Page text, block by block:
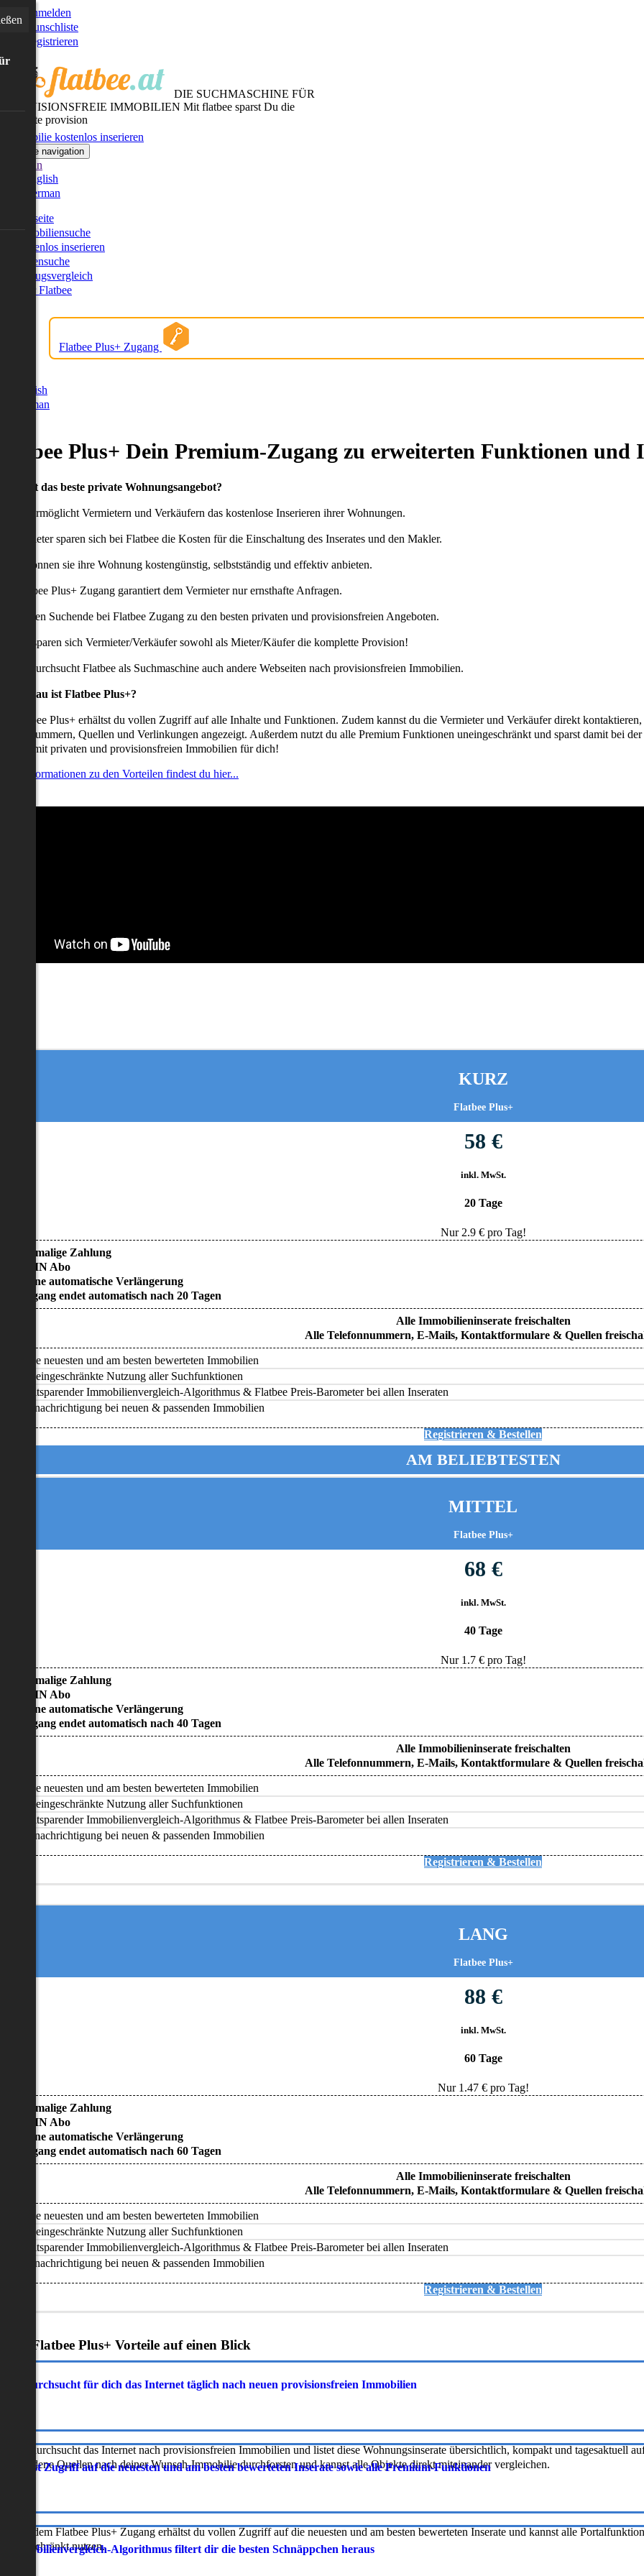
Anmelden
Wunschliste
Registrieren
DIE SUCHMASCHINE FÜR
PROVISIONSFREIE IMMOBILIEN Mit flatbee sparst Du die
gesamte provision
Immobilie kostenlos inserieren
Toggle navigation
German
English
German
Startseite
Immobiliensuche
Kostenlos inserieren
Kartensuche
Umzugsvergleich
Über Flatbee
Flatbee Plus+ Zugang
English
German
Plus+ Dein Premium-Zugang zu erweiterten Funktionen und
willst das beste private Wohnungsangebot?
ermöglicht Vermietern und Verkäufern das kostenlose Inserieren ihrer Wohnungen.
Anbieter sparen sich bei Flatbee die Kosten für die Einschaltung des Inserates und den Makler.
können sie ihre Wohnung kostengünstig, selbstständig und effektiv anbieten.
Flatbee Plus+ Zugang garantiert dem Vermieter nur ernsthafte Anfragen.
erhalten Suchende bei Flatbee Zugang zu den besten privaten und provisionsfreien Angeboten.
uns sparen sich Vermieter/Verkäufer sowohl als Mieter/Käufer die komplette Provision!
durchsucht Flatbee als Suchmaschine auch andere Webseiten nach provisionsfreien Immobilien.
genau ist Flatbee Plus+?
Flatbee Plus+ erhältst du vollen Zugriff auf alle Inhalte und Funktionen. Zudem kannst du die Vermieter und Verkäufer direkt
Quellen und Verlinkungen angezeigt. Außerdem nutzt du alle Premium Funktionen uneingeschränkt und sparst damit bei
mit privaten und provisionsfreien Immobilien für dich!
Informationen zu den Vorteilen findest du hier...
KURZ
Flatbee Plus+
58 €
inkl. MwSt.
20 Tage
Nur 2.9€ pro Tag!
• Einmalige Zahlung
• KEIN Abo
• Keine automatische Verlängerung
• Zugang endet automatisch nach 20 Tagen
Alle Immobilieninserate freischalten
Alle Telefonnummern, E-Mails, Kontaktformulare & Quellen
Alle neuesten und am besten bewerteten Immobilien
Uneingeschränkte Nutzung aller Suchfunktionen
Zeitsparender Immobilienvergleich-Algorithmus & Flatbee Preis-Barometer bei allen Inseraten
Benachrichtigung bei neuen & passenden Immobilien
Registrieren & Bestellen
AM BELIEBTESTEN
MITTEL
Flatbee Plus+
68 €
inkl. MwSt.
40 Tage
Nur 1.7€ pro Tag!
• Einmalige Zahlung
• KEIN Abo
• Keine automatische Verlängerung
• Zugang endet automatisch nach 40 Tagen
Alle Immobilieninserate freischalten
Alle Telefonnummern, E-Mails, Kontaktformulare & Quellen
Alle neuesten und am besten bewerteten Immobilien
Uneingeschränkte Nutzung aller Suchfunktionen
Zeitsparender Immobilienvergleich-Algorithmus & Flatbee Preis-Barometer bei allen Inseraten
Benachrichtigung bei neuen & passenden Immobilien
Registrieren & Bestellen
LANG
Flatbee Plus+
88 €
inkl. MwSt.
60 Tage
Nur 1.47€ pro Tag!
• Einmalige Zahlung
• KEIN Abo
• Keine automatische Verlängerung
• Zugang endet automatisch nach 60 Tagen
Alle Immobilieninserate freischalten
Alle Telefonnummern, E-Mails, Kontaktformulare & Quellen
Alle neuesten und am besten bewerteten Immobilien
Uneingeschränkte Nutzung aller Suchfunktionen
Zeitsparender Immobilienvergleich-Algorithmus & Flatbee Preis-Barometer bei allen Inseraten
Benachrichtigung bei neuen & passenden Immobilien
Registrieren & Bestellen
Flatbee Plus+ Vorteile auf einen Blick
durchsucht für dich das Internet täglich nach neuen provisionsfreien Immobilien
durchsucht das Internet nach provisionsfreien Immobilien und listet diese Wohnungsinserate übersichtlich, kompakt und tagesaktuell
Quellen nach deiner Wunsch-Immobilie durchforsten und kannst alle Objekte direkt miteinander vergleichen.
erhältst Zugriff auf die neuesten und am besten bewerteten Inserate sowie alle Premium-Funktionen
mit dem Flatbee Plus+ Zugang erhältst du vollen Zugriff auf die neuesten und am besten bewerteten Inserate und kannst alle
nutzen.
Immobilienvergleich-Algorithmus filtert dir die besten Schnäppchen heraus